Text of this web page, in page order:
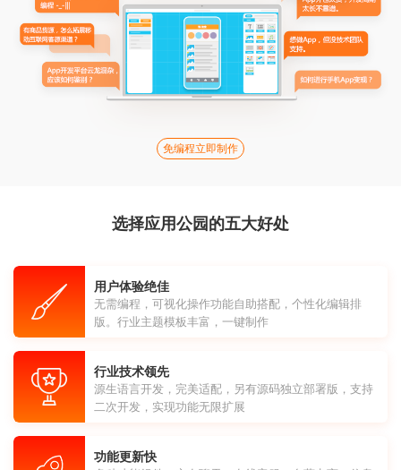
免编程立即制作
选择应用公园的五大好处
用户体验绝佳
无需编程，可视化操作功能自助搭配，个性化编辑排
版。行业主题模板丰富，一键制作
行业技术领先
源生语言开发，完美适配，另有源码独立部署版，支持
二次开发，实现功能无限扩展
功能更新快